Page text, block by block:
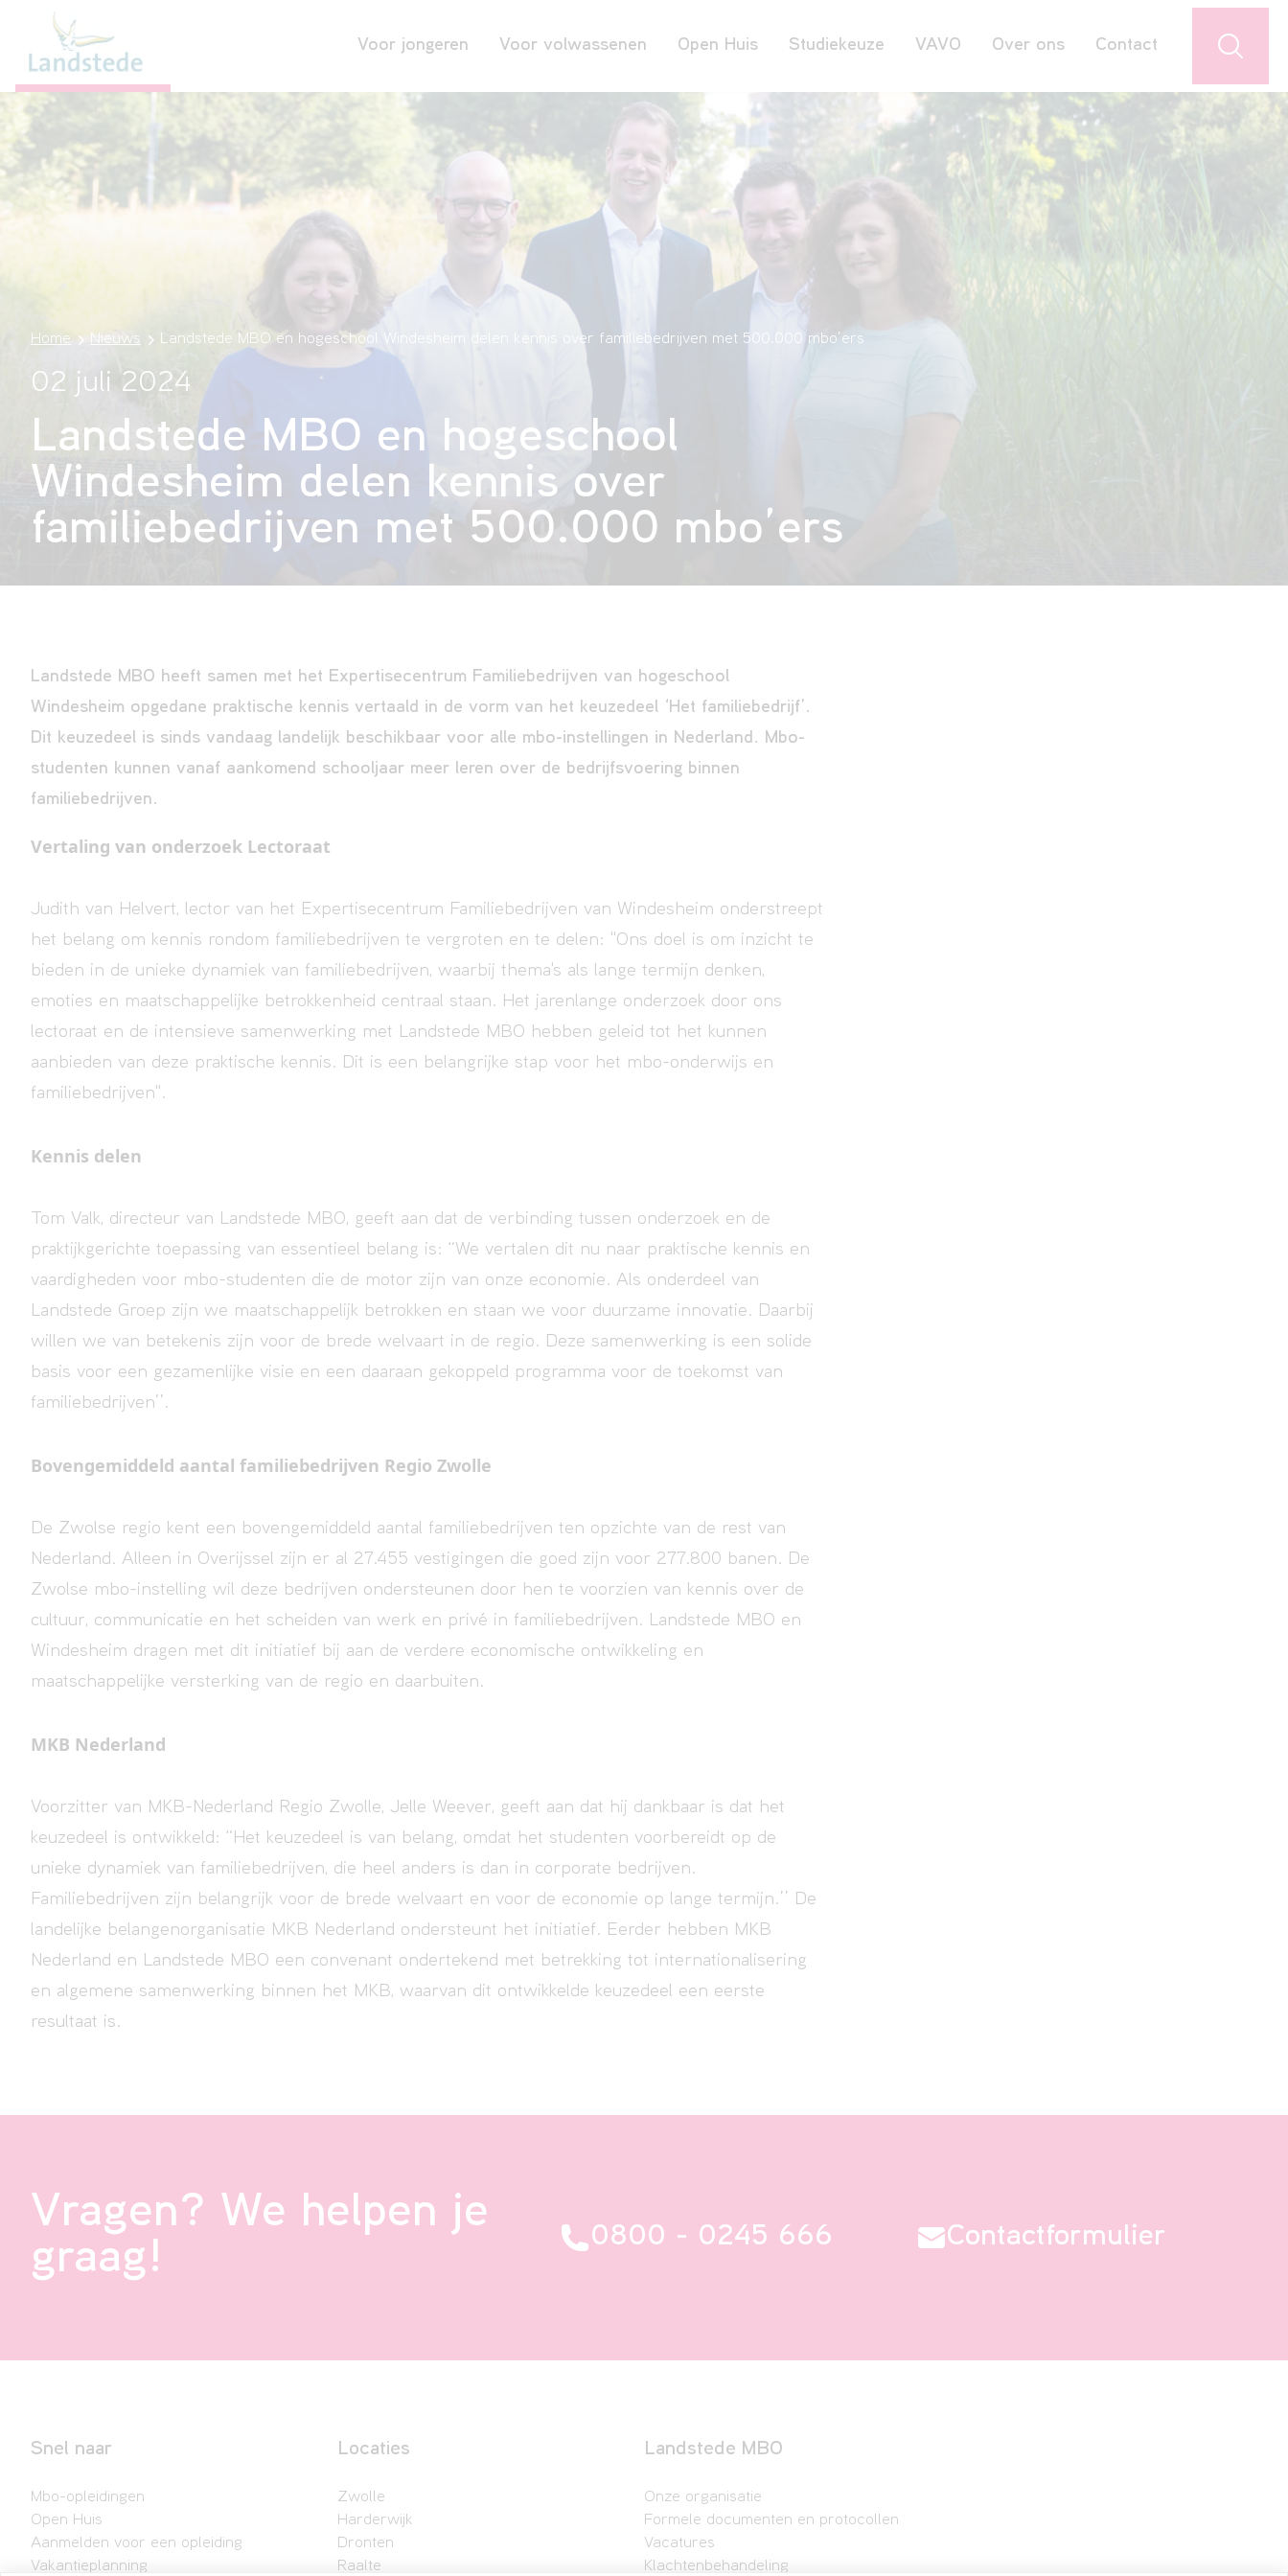
Jouw favorieten
Voor jongeren Voor volwassenen Open Huis Studiekeuze VAVO Over ons Contact
Home Nieuws Landstede MBO en hogeschool Windesheim delen kennis over familiebedrijven met 500.000 mbo’ers
02 juli 2024
Landstede MBO en hogeschool
Windesheim delen kennis over
familiebedrijven met 500.000 mbo’ers
Landstede MBO heeft samen met het Expertisecentrum Familiebedrijven van hogeschool
Windesheim opgedane praktische kennis vertaald in de vorm van het keuzedeel ‘Het familiebedrijf’.
Dit keuzedeel is sinds vandaag landelijk beschikbaar voor alle mbo-instellingen in Nederland. Mbo-
studenten kunnen vanaf aankomend schooljaar meer leren over de bedrijfsvoering binnen
familiebedrijven.
Vertaling van onderzoek Lectoraat
Judith van Helvert, lector van het Expertisecentrum Familiebedrijven van Windesheim onderstreept
het belang om kennis rondom familiebedrijven te vergroten en te delen: "Ons doel is om inzicht te
bieden in de unieke dynamiek van familiebedrijven, waarbij thema's als lange termijn denken,
emoties en maatschappelijke betrokkenheid centraal staan. Het jarenlange onderzoek door ons
lectoraat en de intensieve samenwerking met Landstede MBO hebben geleid tot het kunnen
aanbieden van deze praktische kennis. Dit is een belangrijke stap voor het mbo-onderwijs en
familiebedrijven".
Kennis delen
Tom Valk, directeur van Landstede MBO, geeft aan dat de verbinding tussen onderzoek en de
praktijkgerichte toepassing van essentieel belang is: “We vertalen dit nu naar praktische kennis en
vaardigheden voor mbo-studenten die de motor zijn van onze economie. Als onderdeel van
Landstede Groep zijn we maatschappelijk betrokken en staan we voor duurzame innovatie. Daarbij
willen we van betekenis zijn voor de brede welvaart in de regio. Deze samenwerking is een solide
basis voor een gezamenlijke visie en een daaraan gekoppeld programma voor de toekomst van
familiebedrijven’’.
Bovengemiddeld aantal familiebedrijven Regio Zwolle
De Zwolse regio kent een bovengemiddeld aantal familiebedrijven ten opzichte van de rest van
Nederland. Alleen in Overijssel zijn er al 27.455 vestigingen die goed zijn voor 277.800 banen. De
Zwolse mbo-instelling wil deze bedrijven ondersteunen door hen te voorzien van kennis over de
cultuur, communicatie en het scheiden van werk en privé in familiebedrijven. Landstede MBO en
Windesheim dragen met dit initiatief bij aan de verdere economische ontwikkeling en
maatschappelijke versterking van de regio en daarbuiten.
MKB Nederland
Voorzitter van MKB-Nederland Regio Zwolle, Jelle Weever, geeft aan dat hij dankbaar is dat het
keuzedeel is ontwikkeld: “Het keuzedeel is van belang, omdat het studenten voorbereidt op de
unieke dynamiek van familiebedrijven, die heel anders is dan in corporate bedrijven.
Familiebedrijven zijn belangrijk voor de brede welvaart en voor de economie op lange termijn.’’ De
landelijke belangenorganisatie MKB Nederland ondersteunt het initiatief. Eerder hebben MKB
Nederland en Landstede MBO een convenant ondertekend met betrekking tot internationalisering
en algemene samenwerking binnen het MKB, waarvan dit ontwikkelde keuzedeel een eerste
resultaat is.
Vragen? We helpen je
graag!
0800 - 0245 666 Contactformulier
Snel naar
Mbo-opleidingen
Open Huis
Aanmelden voor een opleiding
Vakantieplanning
Locaties
Zwolle
Harderwijk
Dronten
Raalte
Landstede MBO
Onze organisatie
Formele documenten en protocollen
Vacatures
Klachtenbehandeling